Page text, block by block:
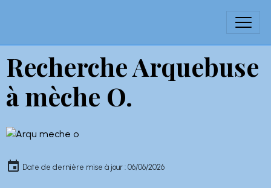
Recherche Arquebuse
à mèche O.
Date de dernière mise à jour : 06/06/2026